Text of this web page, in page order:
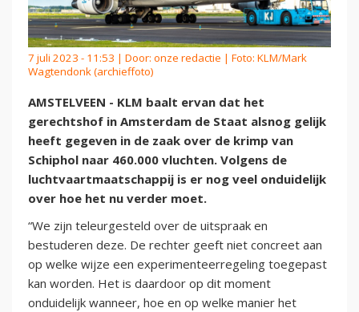
7 juli 2023 - 11:53 | Door: onze redactie | Foto: KLM/Mark
Wagtendonk (archieffoto)
AMSTELVEEN - KLM baalt ervan dat het
gerechtshof in Amsterdam de Staat alsnog gelijk
heeft gegeven in de zaak over de krimp van
Schiphol naar 460.000 vluchten. Volgens de
luchtvaartmaatschappij is er nog veel onduidelijk
over hoe het nu verder moet.
“We zijn teleurgesteld over de uitspraak en
bestuderen deze. De rechter geeft niet concreet aan
op welke wijze een experimenteerregeling toegepast
kan worden. Het is daardoor op dit moment
onduidelijk wanneer, hoe en op welke manier het